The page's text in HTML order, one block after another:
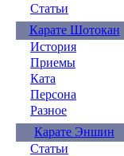
Статьи
Карате Шотокан
История
Приемы
Ката
Персона
Разное
Карате Эншин
Статьи